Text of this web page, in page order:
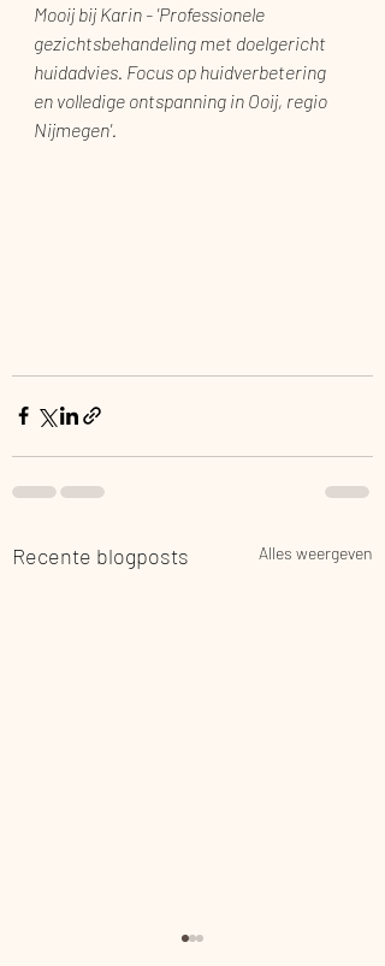
Mooij bij Karin - 'Professionele
gezichtsbehandeling met doelgericht
huidadvies. Focus op huidverbetering
en volledige ontspanning in Ooij, regio
Nijmegen'.
Recente blogposts Alles weergeven